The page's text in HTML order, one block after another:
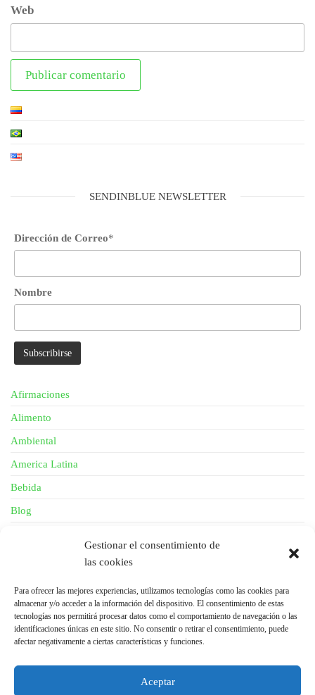
Gestionar el consentimiento de
las cookies
Para ofrecer las mejores experiencias, utilizamos tecnologías como las cookies para
almacenar y/o acceder a la información del dispositivo. El consentimiento de estas
tecnologías nos permitirá procesar datos como el comportamiento de navegación o las
identificaciones únicas en este sitio. No consentir o retirar el consentimiento, puede
afectar negativamente a ciertas características y funciones.
Aceptar
Web
SENDINBLUE NEWSLETTER
Dirección de Correo*
Nombre
Afirmaciones
Alimento
Ambiental
America Latina
Bebida
Blog
Gestión
Investigación